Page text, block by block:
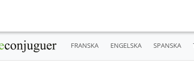
FRANSKA ENGELSKA SPANSKA